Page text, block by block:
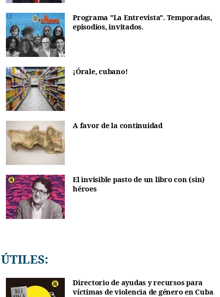
Programa "La Entrevista". Temporadas,
episodios, invitados.
¡Órale, cubano!
A favor de la continuidad
El invisible pasto de un libro con (sin)
héroes
ÚTILES:
Directorio de ayudas y recursos para
víctimas de violencia de género en Cuba